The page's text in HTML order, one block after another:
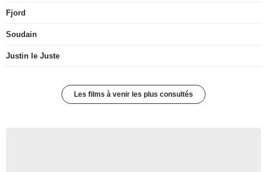
Fjord
Soudain
Justin le Juste
Les films à venir les plus consultés